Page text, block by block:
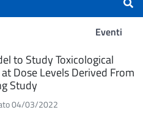
Eventi
to Study Toxicological
Dose Levels Derived From
Study
04/03/2022